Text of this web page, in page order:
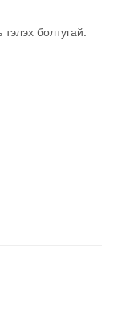
болтугай.